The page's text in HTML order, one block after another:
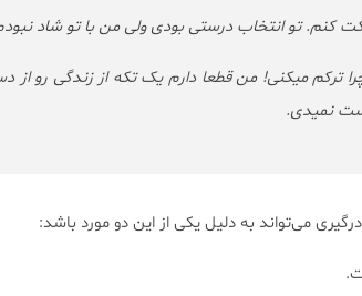
کنم. تو انتخاب درستی بودی ولی من با تو شاد
میکنی! من قطعا دارم یک تکه از زندگی رو از
نمیدی.
می‌تواند به دلیل یکی از این دو مورد باشد: